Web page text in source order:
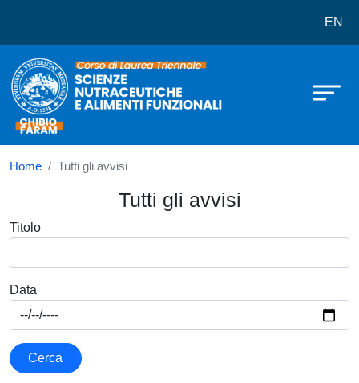
Corso di laurea in Scienze EN
Home Tutti gli avvisi
Tutti gli avvisi
Titolo
Data
Cerca